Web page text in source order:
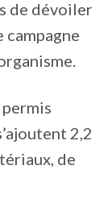
de dévoiler
2,2
de